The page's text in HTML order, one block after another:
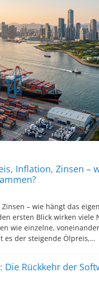
Inflation, Zinsen –
– wie hängt das
ersten Blick wirken viele
wie einzelne,
es der steigende Ölpreis,…
Die Rückkehr der